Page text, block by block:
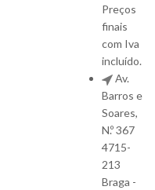
Preços
finais
com Iva
incluído.
Av.
Barros e
Soares,
N.º 367
4715-
213
Braga -